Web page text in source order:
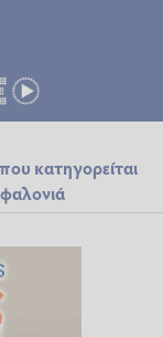
κατηγορείται